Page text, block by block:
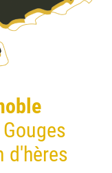
d'hères